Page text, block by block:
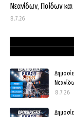
Νεανίδων, Παίδων
8.7.26
8.7.26